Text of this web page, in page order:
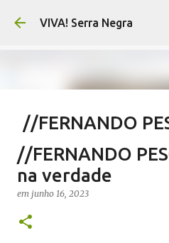
Pular para o
VIVA! Serra Negra
//FERNANDO
Encurtando
em agosto 06, 2026
//FERNANDO
na verdade
em junho 16, 2023